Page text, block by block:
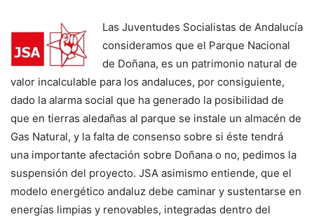
Las Juventudes Socialistas de Andalucía
consideramos que el Parque Nacional
de Doñana, es un patrimonio natural de
valor incalculable para los andaluces, por consiguiente,
dado la alarma social que ha generado la posibilidad de
que en tierras aledañas al parque se instale un almacén de
Gas Natural, y la falta de consenso sobre si éste tendrá
una importante afectación sobre Doñana o no, pedimos la
suspensión del proyecto. JSA asimismo entiende, que el
modelo energético andaluz debe caminar y sustentarse en
energías limpias y renovables, integradas dentro del